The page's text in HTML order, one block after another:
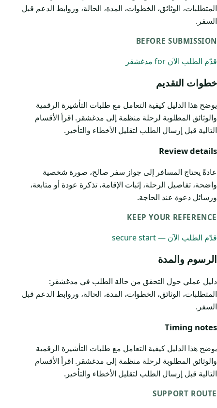
المتطلبات، الوثائق، الخطوات، المدة، الحالة، وروابط الدعم قبل
السفر.
BEFORE SUBMISSION
قدّم الطلب الآن for مدغشقر
خطوات التقديم
يوضح هذا الدليل كيفية التعامل مع طلبات التأشيرة الرقمية
والوثائق المطلوبة لرحلة منظمة إلى مدغشقر. اقرأ الأقسام
التالية قبل إرسال الطلب لتقليل الأخطاء والتأخير.
Review details
عادةً يحتاج المسافر إلى جواز سفر صالح، صورة شخصية
واضحة، تفاصيل الرحلة، إثبات الإقامة، تذكرة عودة أو متابعة،
ورسائل دعوة عند الحاجة.
KEEP YOUR REFERENCE
قدّم الطلب الآن — secure start
الرسوم والمدة
دليل عملي حول التحقق من حالة الطلب في مدغشقر:
المتطلبات، الوثائق، الخطوات، المدة، الحالة، وروابط الدعم قبل
السفر.
Timing notes
يوضح هذا الدليل كيفية التعامل مع طلبات التأشيرة الرقمية
والوثائق المطلوبة لرحلة منظمة إلى مدغشقر. اقرأ الأقسام
التالية قبل إرسال الطلب لتقليل الأخطاء والتأخير.
SUPPORT ROUTE